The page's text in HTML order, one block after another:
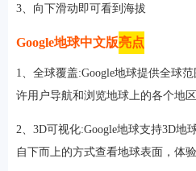
3、向下滑动即可看到海拔
Google地球中文版亮点
1、全球覆盖:Google地球提供全球
许用户导航和浏览地球上的各个地区
2、3D可视化:Google地球支持3D地
自下而上的方式查看地球表面，体